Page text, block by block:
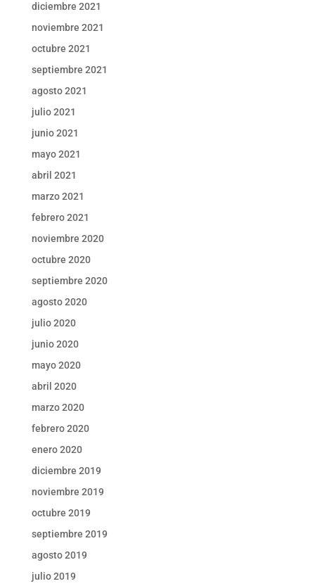
diciembre 2021
noviembre 2021
octubre 2021
septiembre 2021
agosto 2021
julio 2021
junio 2021
mayo 2021
abril 2021
marzo 2021
febrero 2021
noviembre 2020
octubre 2020
septiembre 2020
agosto 2020
julio 2020
junio 2020
mayo 2020
abril 2020
marzo 2020
febrero 2020
enero 2020
diciembre 2019
noviembre 2019
octubre 2019
septiembre 2019
agosto 2019
julio 2019